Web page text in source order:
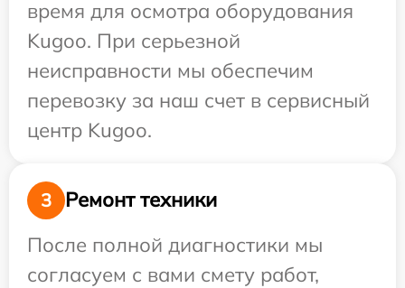
время для осмотра оборудования
Kugoo. При серьезной
неисправности мы обеспечим
перевозку за наш счет в сервисный
центр Kugoo.
3
Ремонт техники
После полной диагностики мы
согласуем с вами смету работ,